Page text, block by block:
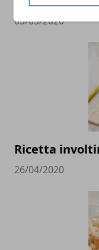
05/05/2020
Ricetta
26/04/2020